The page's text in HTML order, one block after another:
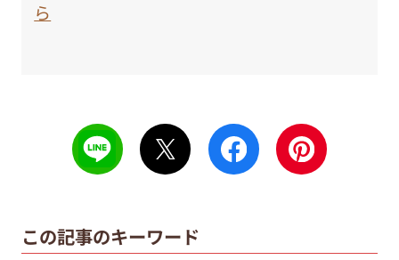
ら
この記事のキーワード